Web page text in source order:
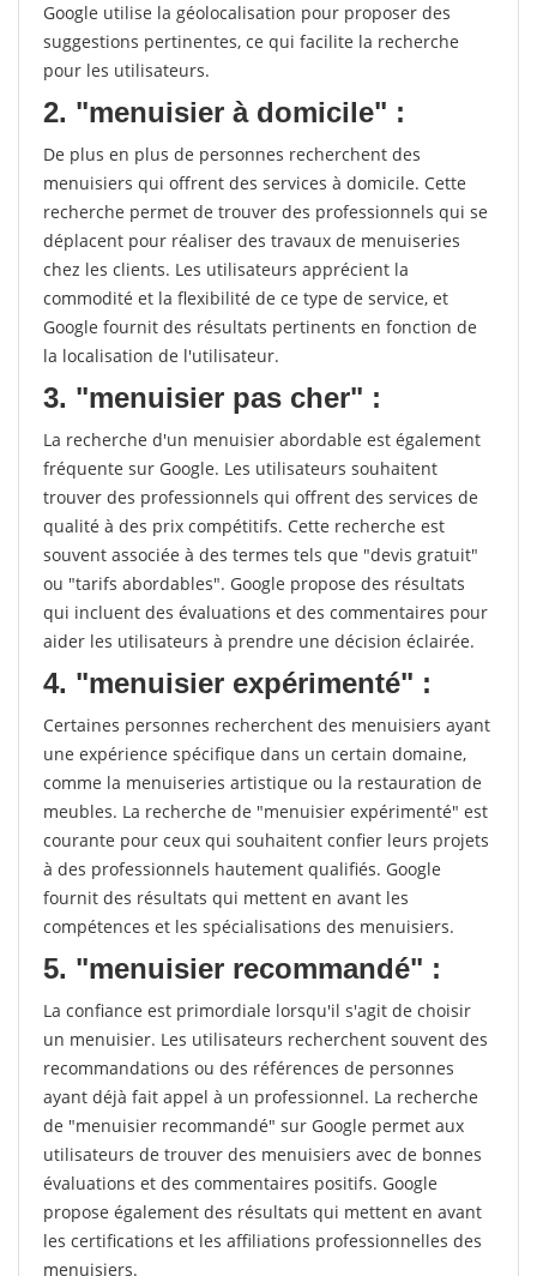
Google utilise la géolocalisation pour proposer des
suggestions pertinentes, ce qui facilite la recherche
pour les utilisateurs.
2. "menuisier à domicile" :
De plus en plus de personnes recherchent des
menuisiers qui offrent des services à domicile. Cette
recherche permet de trouver des professionnels qui se
déplacent pour réaliser des travaux de menuiseries
chez les clients. Les utilisateurs apprécient la
commodité et la flexibilité de ce type de service, et
Google fournit des résultats pertinents en fonction de
la localisation de l'utilisateur.
3. "menuisier pas cher" :
La recherche d'un menuisier abordable est également
fréquente sur Google. Les utilisateurs souhaitent
trouver des professionnels qui offrent des services de
qualité à des prix compétitifs. Cette recherche est
souvent associée à des termes tels que "devis gratuit"
ou "tarifs abordables". Google propose des résultats
qui incluent des évaluations et des commentaires pour
aider les utilisateurs à prendre une décision éclairée.
4. "menuisier expérimenté" :
Certaines personnes recherchent des menuisiers ayant
une expérience spécifique dans un certain domaine,
comme la menuiseries artistique ou la restauration de
meubles. La recherche de "menuisier expérimenté" est
courante pour ceux qui souhaitent confier leurs projets
à des professionnels hautement qualifiés. Google
fournit des résultats qui mettent en avant les
compétences et les spécialisations des menuisiers.
5. "menuisier recommandé" :
La confiance est primordiale lorsqu'il s'agit de choisir
un menuisier. Les utilisateurs recherchent souvent des
recommandations ou des références de personnes
ayant déjà fait appel à un professionnel. La recherche
de "menuisier recommandé" sur Google permet aux
utilisateurs de trouver des menuisiers avec de bonnes
évaluations et des commentaires positifs. Google
propose également des résultats qui mettent en avant
les certifications et les affiliations professionnelles des
menuisiers.